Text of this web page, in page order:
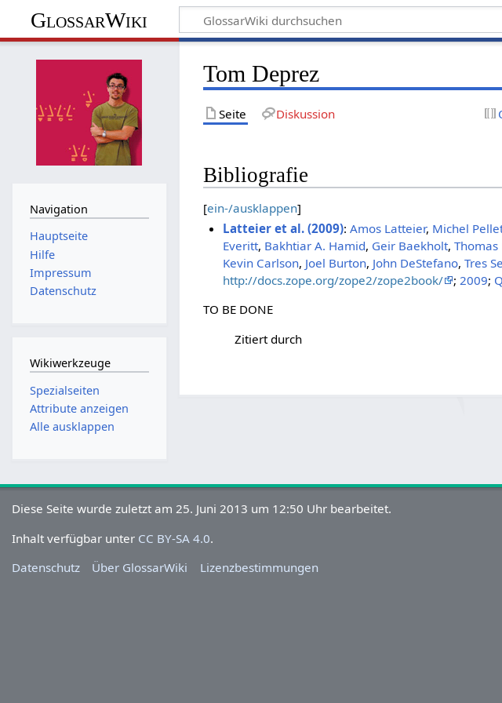
GlossarWiki
Tom Deprez
Seite Diskussion
Bibliografie
[ein-/ausklappen]
Latteier et al. (2009): Amos Latteier, Michel
Everitt, Bakhtiar A. Hamid, Geir Baekholt, Thomas
Kevin Carlson, Joel Burton, John DeStefano, Tres
http://docs.zope.org/zope2/zope2book/
; 2009;
TO BE DONE
Zitiert durch
Navigation
Hauptseite
Hilfe
Impressum
Datenschutz
Wikiwerkzeuge
Spezialseiten
Attribute anzeigen
Alle ausklappen
Diese Seite wurde zuletzt am 25. Juni 2013 um 12:50 Uhr bearbeitet.
Inhalt verfügbar unter CC BY-SA 4.0.
Datenschutz
Über GlossarWiki Lizenzbestimmungen